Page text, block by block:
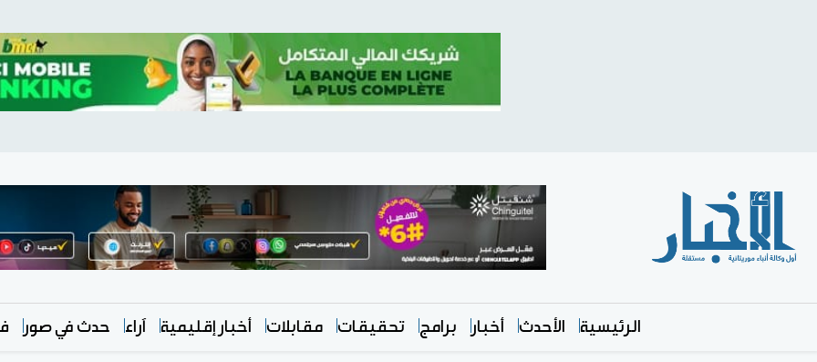
الرئيسية الأحدث أخبار برامج تحقيقات مقابلات أخبار إقليمية آراء حدث في صور